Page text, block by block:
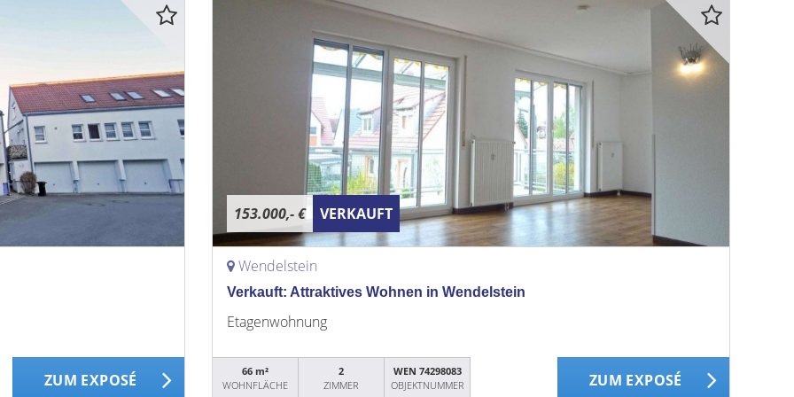
ZUM EXPOSÉ
153.000,- € VERKAUFT
Wendelstein
Verkauft: Attraktives Wohnen in Wendelstein
Etagenwohnung
66 m²
WOHNFLÄCHE
2
ZIMMER
WEN 74298083
OBJEKTNUMMER
ZUM EXPOSÉ